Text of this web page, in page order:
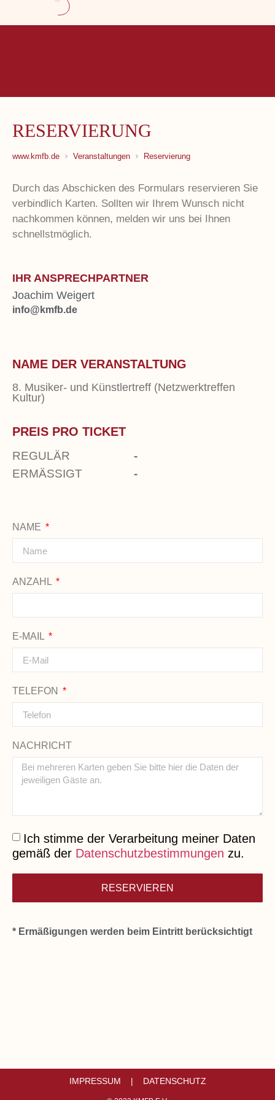
RESERVIERUNG
www.kmfb.de Veranstaltungen Reservierung
Durch das Abschicken des Formulars reservieren Sie
verbindlich Karten. Sollten wir Ihrem Wunsch nicht
nachkommen können, melden wir uns bei Ihnen
schnellstmöglich.
IHR ANSPRECHPARTNER
Joachim Weigert
info@kmfb.de
NAME DER VERANSTALTUNG
8. Musiker- und Künstlertreff (Netzwerktreffen
Kultur)
PREIS PRO TICKET
REGULÄR
-
ERMÄSSIGT
-
NAME
ANZAHL
E-MAIL
TELEFON
NACHRICHT
Ich stimme der Verarbeitung meiner Daten
gemäß der Datenschutzbestimmungen zu.
RESERVIEREN
* Ermäßigungen werden beim Eintritt berücksichtigt
IMPRESSUM | DATENSCHUTZ